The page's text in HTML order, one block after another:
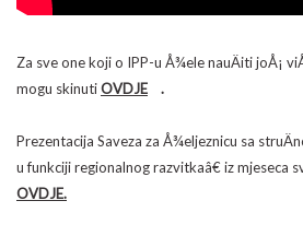
Za sve one koji o IPP-u Å¾ele nauÄiti joÅ¡
mogu skinutiOVDJE .
Prezentacija Saveza za Å¾eljeznicu sa
u funkciji regionalnog razvitkaâ€ iz mjeseca
OVDJE.